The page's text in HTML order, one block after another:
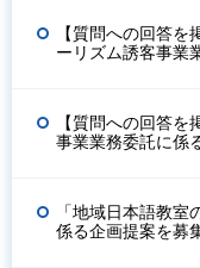
【質問への回答
ーリズム誘客事業
【質問への回答
事業業務委託に係
「地域日本語教
係る企画提案を募